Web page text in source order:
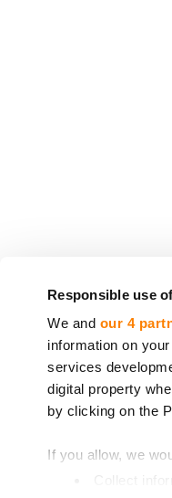
Responsible use
We and our 4
information on
services
digital property
by clicking on the
If you allow, we
Uz
2014/
97/9/EK**.
** Eiropas